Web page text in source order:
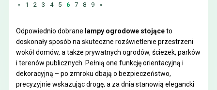
«
1 2 3 4 5 6 7 8 9 »
Odpowiednio dobrane lampy ogrodowe stojąceto
doskonały sposób na skuteczne rozświetlenie przestrzeni
wokół domów, a także prywatnych ogrodów, ścieżek, parków
i terenów publicznych. Pełnią one funkcję orientacyjną i
dekoracyjną – po zmroku dbają o bezpieczeństwo,
precyzyjnie wskazując drogę, a za dnia stanowią elegancki